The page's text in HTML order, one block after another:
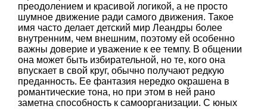
преодолением и красивой логикой, а не просто
шумное движение ради самого движения. Такое
имя часто делает детский мир Леандры более
внутренним, чем внешним, поэтому ей особенно
важны доверие и уважение к ее темпу. В общении
она может быть избирательной, но те, кого она
впускает в свой круг, обычно получают редкую
преданность. Ее фантазия нередко окрашена в
романтические тона, но при этом в ней рано
заметна способность к самоорганизации. С юных